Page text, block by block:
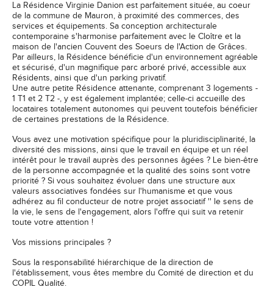
La Résidence Virginie Danion est parfaitement située, au coeur
de la commune de Mauron, à proximité des commerces, des
services et équipements. Sa conception architecturale
contemporaine s'harmonise parfaitement avec le Cloître et la
maison de l'ancien Couvent des Soeurs de l'Action de Grâces.
Par ailleurs, la Résidence bénéficie d'un environnement agréable
et sécurisé, d'un magnifique parc arboré privé, accessible aux
Résidents, ainsi que d'un parking privatif.
Une autre petite Résidence attenante, comprenant 3 logements -
1 T1 et 2 T2 -, y est également implantée; celle-ci accueille des
locataires totalement autonomes qui peuvent toutefois bénéficier
de certaines prestations de la Résidence.
Vous avez une motivation spécifique pour la pluridisciplinarité, la
diversité des missions, ainsi que le travail en équipe et un réel
intérêt pour le travail auprès des personnes âgées ? Le bien-être
de la personne accompagnée et la qualité des soins sont votre
priorité ? Si vous souhaitez évoluer dans une structure aux
valeurs associatives fondées sur l'humanisme et que vous
adhérez au fil conducteur de notre projet associatif '' le sens de
la vie, le sens de l'engagement, alors l'offre qui suit va retenir
toute votre attention !
Vos missions principales ?
Sous la responsabilité hiérarchique de la direction de
l'établissement, vous êtes membre du Comité de direction et du
COPIL Qualité.